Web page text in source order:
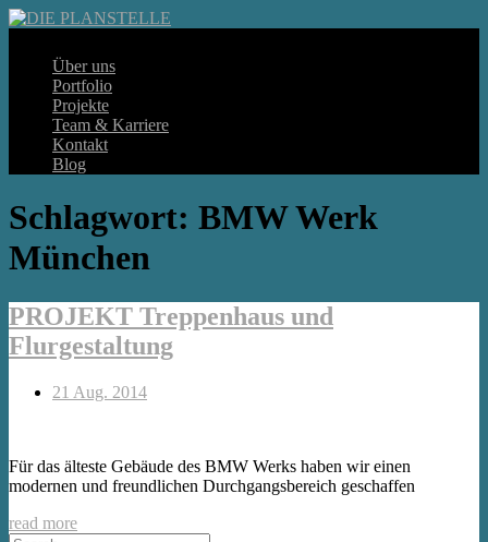
Über uns
Portfolio
Projekte
Team & Karriere
Kontakt
Blog
Schlagwort: BMW Werk
München
PROJEKT Treppenhaus und
Flurgestaltung
21 Aug. 2014
Für das älteste Gebäude des BMW Werks haben wir einen
modernen und freundlichen Durchgangsbereich geschaffen
read more